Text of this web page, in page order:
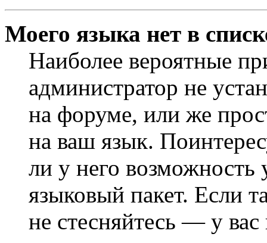
Моего языка нет в
Наиболее вероятные
администратор не
на форуме, или же
на ваш язык.
ли у него
языковый пакет. Если
не стесняйтесь — у вас